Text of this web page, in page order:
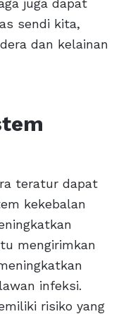
juga dapat
sendi kita,
dan kelainan
teratur dapat
kekebalan
mengirimkan
infeksi.
risiko yang